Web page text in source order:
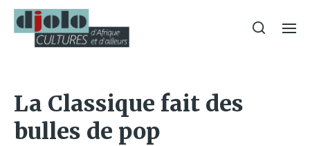
La Classique fait des
bulles de pop